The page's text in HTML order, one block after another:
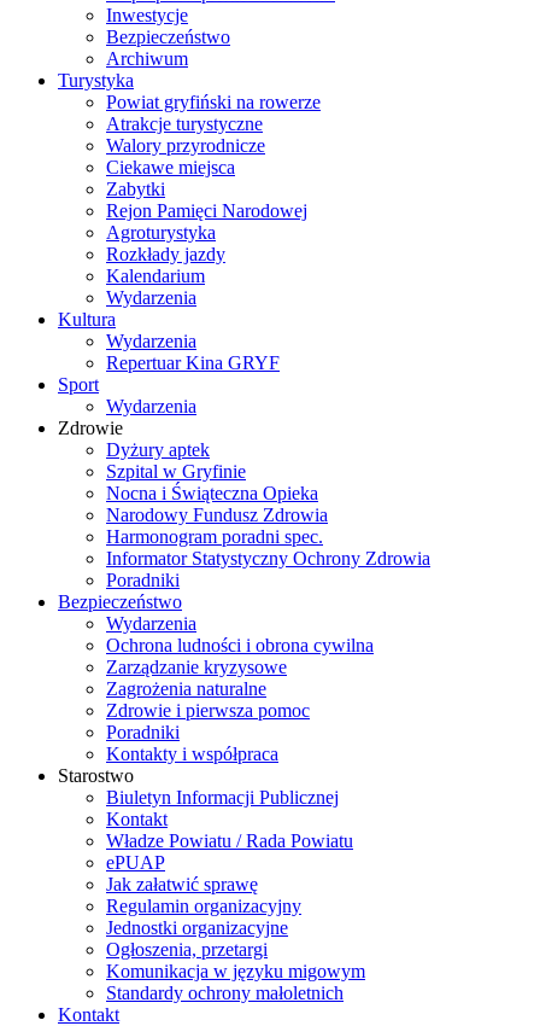
Inwestycje
Bezpieczeństwo
Archiwum
Turystyka
Powiat gryfiński na rowerze
Atrakcje turystyczne
Walory przyrodnicze
Ciekawe miejsca
Zabytki
Rejon Pamięci Narodowej
Agroturystyka
Rozkłady jazdy
Kalendarium
Wydarzenia
Kultura
Wydarzenia
Repertuar Kina GRYF
Sport
Wydarzenia
Zdrowie
Dyżury aptek
Szpital w Gryfinie
Nocna i Świąteczna Opieka
Narodowy Fundusz Zdrowia
Harmonogram poradni spec.
Informator Statystyczny Ochrony Zdrowia
Poradniki
Bezpieczeństwo
Wydarzenia
Ochrona ludności i obrona cywilna
Zarządzanie kryzysowe
Zagrożenia naturalne
Zdrowie i pierwsza pomoc
Poradniki
Kontakty i współpraca
Starostwo
Biuletyn Informacji Publicznej
Kontakt
Władze Powiatu / Rada Powiatu
ePUAP
Jak załatwić sprawę
Regulamin organizacyjny
Jednostki organizacyjne
Ogłoszenia, przetargi
Komunikacja w języku migowym
Standardy ochrony małoletnich
Kontakt